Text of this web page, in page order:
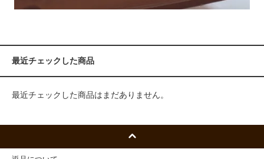
最近チェックした商品
最近チェックした商品はまだありません。